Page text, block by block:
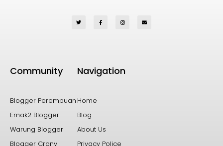
Community
Blogger Perempuan
Emak2 Blogger
Warung Blogger
Blogger Crony
Navigation
Home
Blog
About Us
Privacy Police